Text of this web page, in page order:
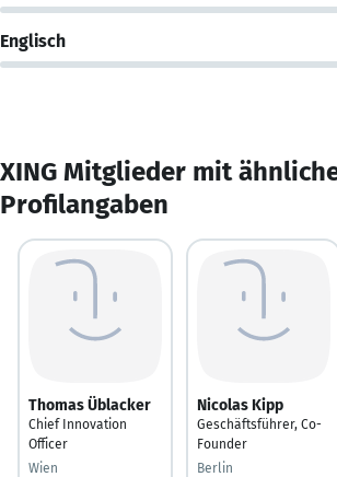
Englisch
XING Mitglieder mit
Profilangaben
Thomas Üblacker
Chief Innovation
Officer
Wien
Nicolas Kipp
Geschäftsführer, Co-
Founder
Berlin